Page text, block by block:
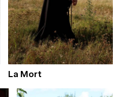
La Mort